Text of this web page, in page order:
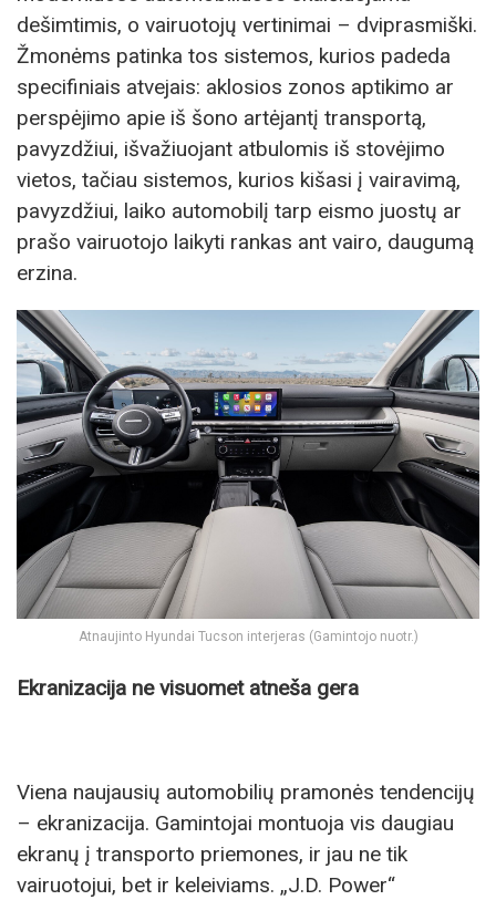
dešimtimis, o vairuotojų vertinimai – dviprasmiški.
Žmonėms patinka tos sistemos, kurios padeda
specifiniais atvejais: aklosios zonos aptikimo ar
perspėjimo apie iš šono artėjantį transportą,
pavyzdžiui, išvažiuojant atbulomis iš stovėjimo
vietos, tačiau sistemos, kurios kišasi į vairavimą,
pavyzdžiui, laiko automobilį tarp eismo juostų ar
prašo vairuotojo laikyti rankas ant vairo, daugumą
erzina.
Atnaujinto Hyundai Tucson interjeras (Gamintojo nuotr.)
Ekranizacija ne visuomet atneša gera
Viena naujausių automobilių pramonės tendencijų
– ekranizacija. Gamintojai montuoja vis daugiau
ekranų į transporto priemones, ir jau ne tik
vairuotojui, bet ir keleiviams. „J.D. Power“